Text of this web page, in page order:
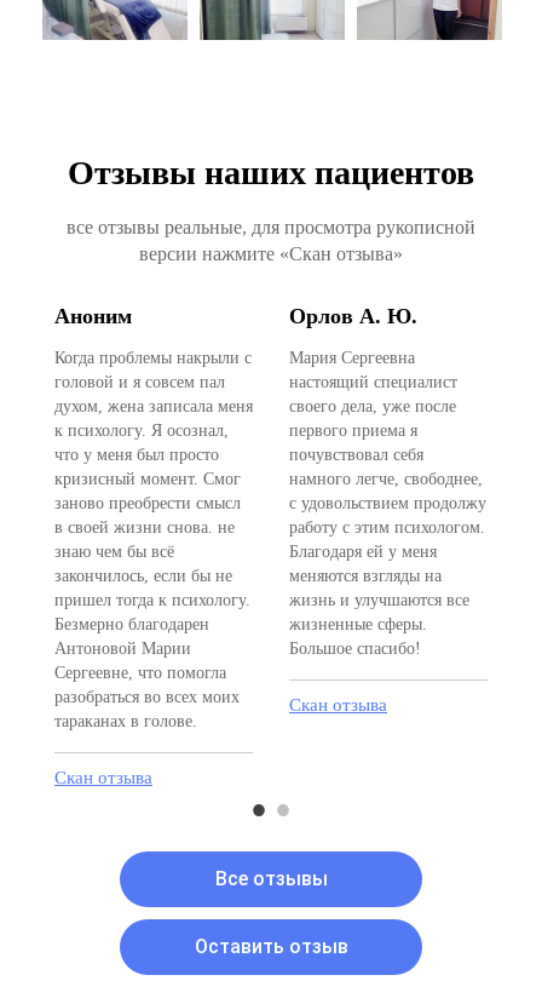
Отзывы наших пациентов
все отзывы реальные, для просмотра рукописной
версии нажмите «Скан отзыва»
Аноним
Когда проблемы накрыли с
головой и я совсем пал
духом, жена записала меня
к психологу. Я осознал,
что у меня был просто
кризисный момент. Смог
заново преобрести смысл
в своей жизни снова. не
знаю чем бы всё
закончилось, если бы не
пришел тогда к психологу.
Безмерно благодарен
Антоновой Марии
Сергеевне, что помогла
разобраться во всех моих
тараканах в голове.
Скан отзыва
Орлов А. Ю.
Мария Сергеевна
настоящий специалист
своего дела, уже после
первого приема я
почувствовал себя
намного легче, свободнее,
с удовольствием продолжу
работу с этим психологом.
Благодаря ей у меня
меняются взгляды на
жизнь и улучшаются все
жизненные сферы.
Большое спасибо!
Скан отзыва
Все отзывы
Оставить отзыв